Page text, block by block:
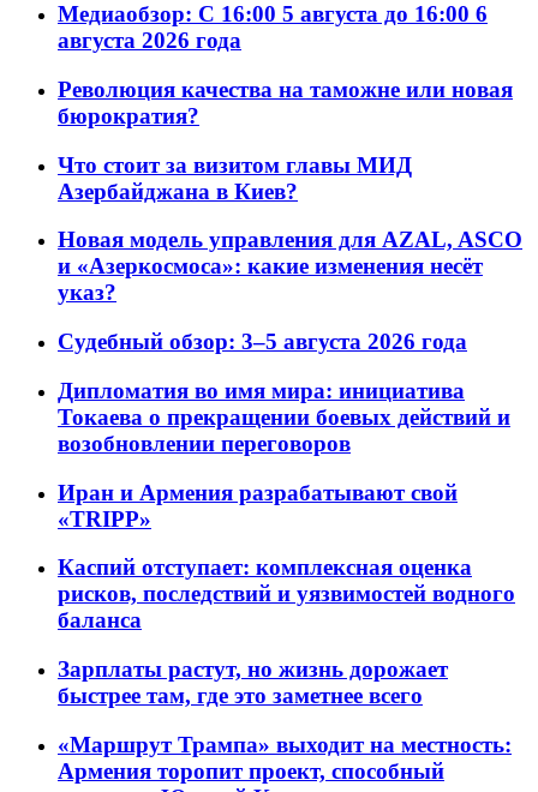
Медиаобзор: С 16:00 5 августа до 16:00 6
августа 2026 года
Революция качества на таможне или новая
бюрократия?
Что стоит за визитом главы МИД
Азербайджана в Киев?
Новая модель управления для AZAL, ASCO
и «Азеркосмоса»: какие изменения несёт
указ?
Судебный обзор: 3–5 августа 2026 года
Дипломатия во имя мира: инициатива
Токаева о прекращении боевых действий и
возобновлении переговоров
Иран и Армения разрабатывают свой
«TRIPP»
Каспий отступает: комплексная оценка
рисков, последствий и уязвимостей водного
баланса
Зарплаты растут, но жизнь дорожает
быстрее там, где это заметнее всего
«Маршрут Трампа» выходит на местность:
Армения торопит проект, способный